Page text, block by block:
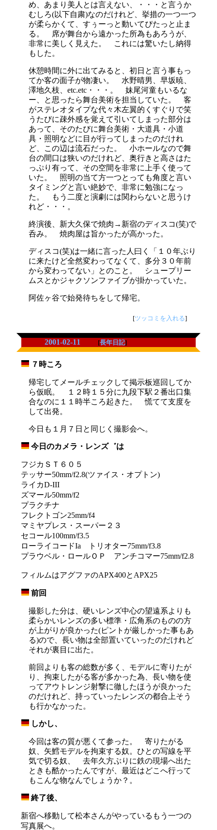
め、あまり美人とは言えない、・・・と言うか
むしろ(以下自粛)なのだけれど、挙措の一つ一つ
が柔らかくて、すぅーっと動いてぴたっと止ま
る。 席が舞台から遠かった所為もあろうが、
非常に美しく見えた。 これには驚いたし納得
もした。
休憩時間に外に出てみると、初日と言う事もっ
てか客の面子が物凄い。 水野晴男、早坂暁、
澤地久枝、etc.etc・・・。 妹尾河童もいるな
ー、と思ったら舞台美術を担当していた。 客
がステレオタイプな代々木左翼的くすぐりで笑
うたびに疎外感を覚えて引いてしまった部分は
あって、そのたびに舞台美術・大道具・小道
具・照明などに目が行ってしまったのだけれ
ど、この辺は流石だった。 小ホールなので舞
台の間口は狭いのだけれど、奥行きと高さはた
っぷり有って、その空間を非常に上手く使って
いた。 照明の当て方一つとっても角度と言い
タイミングと言い絶妙で、非常に勉強になっ
た。 もう二度と演劇には関わらないと思うけ
れど・・・。
終演後、新大久保で焼肉→新宿のディスコ(笑)で
呑み。 焼肉屋は旨かったが高かった。
ディスコ(笑)は一緒に言った人曰く「１０年ぶり
に来たけど全然変わってなくて、多分３０年前
から変わってない」とのこと。 シュープリー
ムスとかジャクソンファイブが掛かっていた。
阿佐ヶ谷で始発待ちをして帰宅。
[ツッコミを入れる]
2001-02-11 [長年日記]
７時ころ
帰宅してメールチェックして掲示板巡回してか
ら仮眠。 １２時１５分に九段下駅２番出口集
合なのに１１時半ころ起きた。 慌てて支度を
して出発。
今日も１月７日と同じく撮影会へ。
今日のカメラ・レンズ゛は
フジカＳＴ６０５
テッサー50mm/f2.8(ツァイス・オプトン)
ライカD-III
ズマール50mm/f2
プラクチナ
フレクトゴン25mm/f4
マミヤプレス・スーパー２３
セコール100mm/f3.5
ローライコードIa トリオター75mm/f3.8
プラウベル・ロールＯＰ アンチコマー75mm/f2.8
フィルムはアグファのAPX400とAPX25
前回
撮影した分は、硬いレンズ中心の望遠系よりも
柔らかいレンズの多い標準・広角系のものの方
が上がりが良かった(ピントが厳しかった事もあ
る)ので、長い物は全部置いていったのだけれど
それが裏目に出た。
前回よりも客の総数が多く、モデルに寄りたが
り、拘束したがる客が多かった為、長い物を使
ってアウトレンジ射撃に徹したほうが良かった
のだけれど、持っていったレンズの都合上そう
も行かなかった。
しかし、
今回は客の質が悪くて参った。 寄りたがる
奴、矢鱈モデルを拘束する奴。ひとの写線を平
気で切る奴、 去年久方ぶりに鉄の現場へ出た
ときも酷かったんですが、最近はどこへ行って
もこんな物なんでしょうか？。
終了後、
新宿へ移動して松本さんがやっているもう一つの
写真展へ。